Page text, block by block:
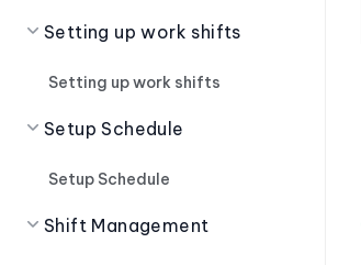
Setting up work shifts
Setting up work shifts
Setup Schedule
Setup Schedule
Shift Management